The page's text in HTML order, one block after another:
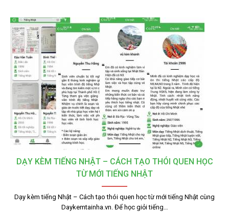
DẠY KÈM TIẾNG NHẬT – CÁCH TẠO THÓI QUEN HỌC
TỪ MỚI TIẾNG NHẬT
Dạy kèm tiếng Nhật – Cách tạo thói quen học từ mới tiếng Nhật cùng
Daykemtainha.vn. Để học giỏi tiếng…